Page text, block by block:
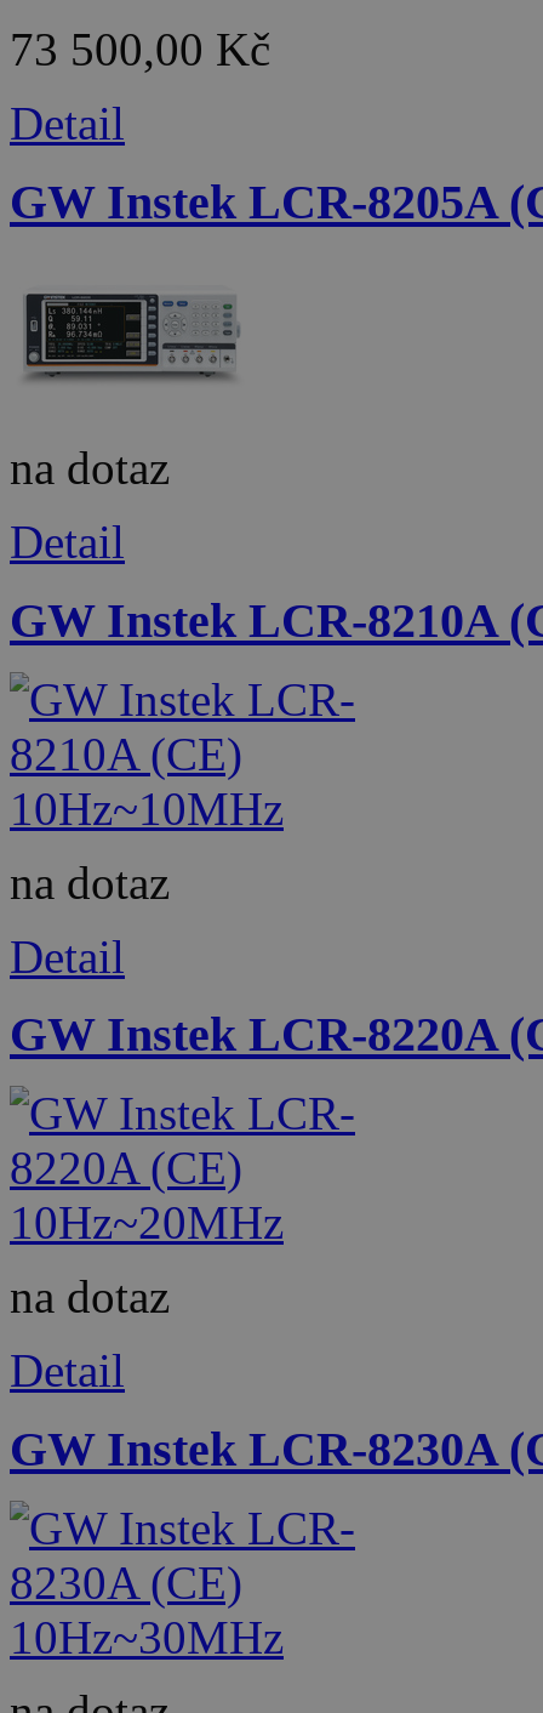
73 500,00 Kč
Detail
GW Instek LCR-8205A
na dotaz
Detail
GW Instek LCR-8210A
na dotaz
Detail
GW Instek LCR-8220A
na dotaz
Detail
GW Instek LCR-8230A